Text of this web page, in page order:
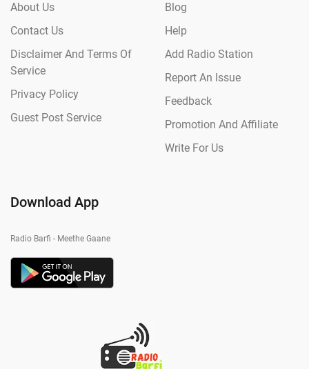
About Us
Contact Us
Disclaimer And Terms Of
Service
Privacy Policy
Guest Post Service
Blog
Help
Add Radio Station
Report An Issue
Feedback
Promotion And Affiliate
Write For Us
Download App
Radio Barfi - Meethe Gaane